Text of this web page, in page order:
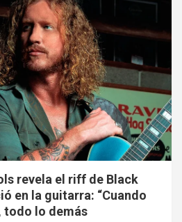
revela el riff de Black
en la guitarra: “Cuando
todo lo demás